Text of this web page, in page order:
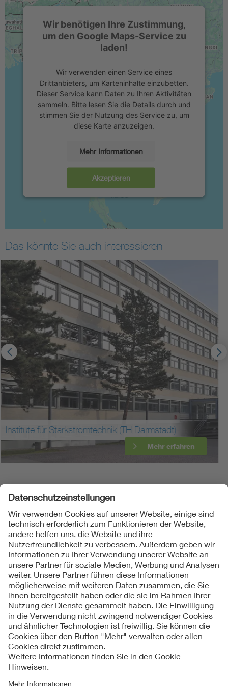
Wir benötigen Ihre Zustimmung,
um den Google Maps-Service zu
laden!
Wir verwenden einen Service eines
Drittanbieters, um Karteninhalte einzubetten.
Dieser Service kann Daten zu Ihren Aktivitäten
sammeln. Bitte lesen Sie die Details durch und
stimmen Sie der Nutzung des Service zu, um
diese Karte anzuzeigen.
Mehr Informationen
Akzeptieren
Das könnte Sie auch interessieren
Wasserkraftwerk Guntersdorf
Mehr erfahren
Folgen Sie uns
Kontakte
Service
Impressum
Datenschutzinformationen